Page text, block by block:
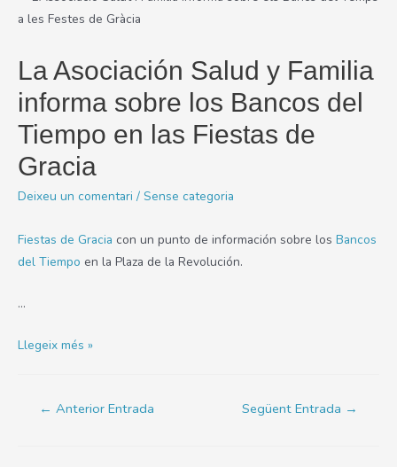
Tiempo
Fiestas
de
Gracia
La Asociación Salud y Familia
informa sobre los Bancos del
Tiempo en las Fiestas de
Gracia
Deixeu un comentari / Sense categoria
Fiestas de Gracia con un punto de información sobre los Bancos
del Tiempo en la Plaza de la Revolución.
…
La
Llegeix més »
Navegació
← Anterior Entrada Següent Entrada →